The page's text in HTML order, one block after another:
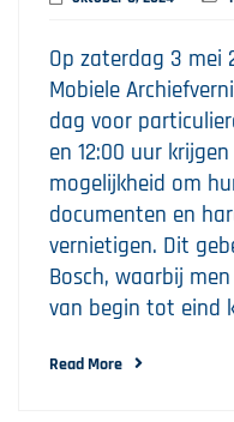
Op zaterdag 3 mei
Mobiele
dag voor
en 12:00 uur
mogelijkheid om
documenten en
vernietigen. Dit
Bosch, waarbij
van begin tot eind
Read More